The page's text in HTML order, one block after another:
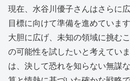
現在、水谷川優子さんはさらに
目標に向けて準備を進めていま
大胆に広げ、未知の領域に挑む
の可能性を試したいと考えてい
は、決して恐れを知らない無謀